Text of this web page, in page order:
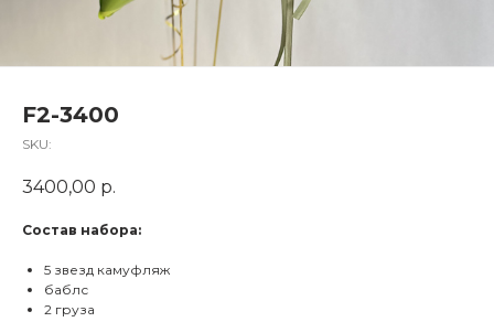
F2-3400
SKU:
3400,00 р.
Состав набора:
5 звезд камуфляж
баблс
2 груза